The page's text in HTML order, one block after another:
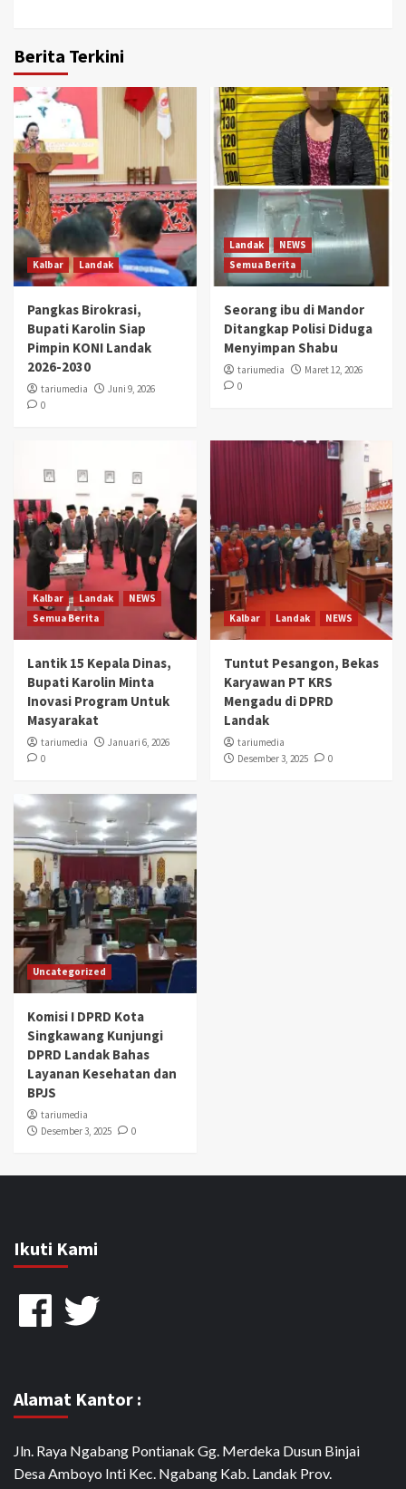
Berita Terkini
Kalbar Landak
Pangkas Birokrasi,
Bupati Karolin Siap
Pimpin KONI Landak
2026-2030
tariumedia
Juni 9, 2026
0
Landak
NEWS
Semua Berita
Seorang ibu di Mandor
Ditangkap Polisi Diduga
Menyimpan Shabu
tariumedia
Maret 12, 2026
0
Kalbar Landak
NEWS
Semua Berita
Lantik 15 Kepala Dinas,
Bupati Karolin Minta
Inovasi Program Untuk
Masyarakat
tariumedia
Januari 6, 2026
0
Kalbar Landak NEWS
Tuntut Pesangon, Bekas
Karyawan PT KRS
Mengadu di DPRD
Landak
tariumedia
Desember 3, 2025
0
Uncategorized
Komisi I DPRD Kota
Singkawang Kunjungi
DPRD Landak Bahas
Layanan Kesehatan dan
BPJS
tariumedia
Desember 3, 2025
0
Ikuti Kami
FacebookTwitter
Alamat Kantor :
Jln. Raya Ngabang Pontianak Gg. Merdeka Dusun Binjai
Desa Amboyo Inti Kec. Ngabang Kab. Landak Prov.